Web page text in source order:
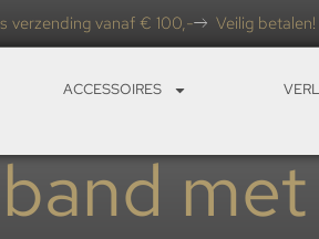
verzending vanaf € 100,- Veilig betalen!
ACCESSOIRES